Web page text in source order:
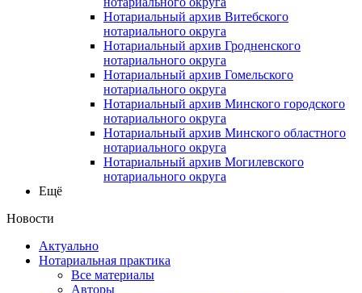
Нотариальный архив Витебского
нотариального округа
Нотариальный архив Гродненского
нотариального округа
Нотариальный архив Гомельского
нотариального округа
Нотариальный архив Минского городского
нотариального округа
Нотариальный архив Минского областного
нотариального округа
Нотариальный архив Могилевского
нотариального округа
Ещё
Новости
Актуально
Нотариальная практика
Все материалы
Авторы